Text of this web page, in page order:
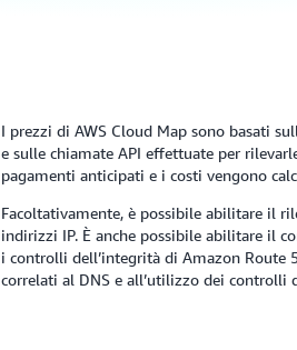
I prezzi di AWS Cloud Map sono basati
e sulle chiamate API effettuate per
pagamenti anticipati e i costi vengono
Facoltativamente, è possibile abilitare il
indirizzi IP. È anche possibile abilitare il
i controlli dell’integrità di Amazon Route
correlati al DNS e all’utilizzo dei controlli